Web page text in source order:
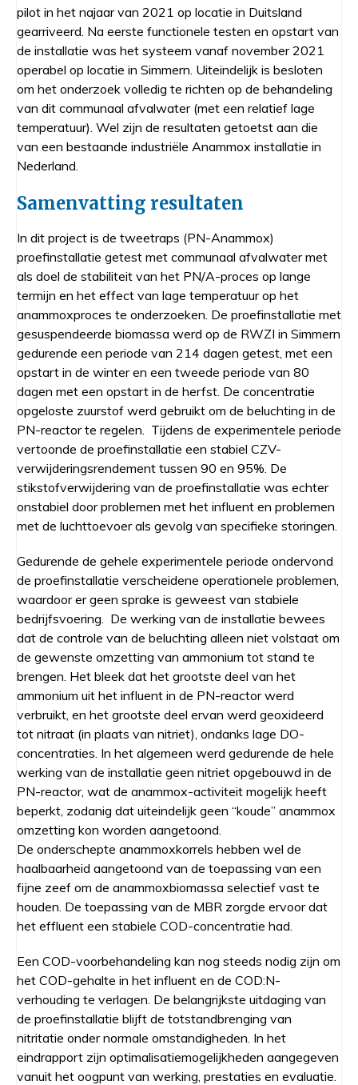
pilot in het najaar van 2021 op locatie in Duitsland
gearriveerd. Na eerste functionele testen en opstart van
de installatie was het systeem vanaf november 2021
operabel op locatie in Simmern. Uiteindelijk is besloten
om het onderzoek volledig te richten op de behandeling
van dit communaal afvalwater (met een relatief lage
temperatuur). Wel zijn de resultaten getoetst aan die
van een bestaande industriële Anammox installatie in
Nederland.
Samenvatting resultaten
In dit project is de tweetraps (PN-Anammox)
proefinstallatie getest met communaal afvalwater met
als doel de stabiliteit van het PN/A-proces op lange
termijn en het effect van lage temperatuur op het
anammoxproces te onderzoeken. De proefinstallatie met
gesuspendeerde biomassa werd op de RWZI in Simmern
gedurende een periode van 214 dagen getest, met een
opstart in de winter en een tweede periode van 80
dagen met een opstart in de herfst. De concentratie
opgeloste zuurstof werd gebruikt om de beluchting in de
PN-reactor te regelen. Tijdens de experimentele periode
vertoonde de proefinstallatie een stabiel CZV-
verwijderingsrendement tussen 90 en 95%. De
stikstofverwijdering van de proefinstallatie was echter
onstabiel door problemen met het influent en problemen
met de luchttoevoer als gevolg van specifieke storingen.
Gedurende de gehele experimentele periode ondervond
de proefinstallatie verscheidene operationele problemen,
waardoor er geen sprake is geweest van stabiele
bedrijfsvoering. De werking van de installatie bewees
dat de controle van de beluchting alleen niet volstaat om
de gewenste omzetting van ammonium tot stand te
brengen. Het bleek dat het grootste deel van het
ammonium uit het influent in de PN-reactor werd
verbruikt, en het grootste deel ervan werd geoxideerd
tot nitraat (in plaats van nitriet), ondanks lage DO-
concentraties. In het algemeen werd gedurende de hele
werking van de installatie geen nitriet opgebouwd in de
PN-reactor, wat de anammox-activiteit mogelijk heeft
beperkt, zodanig dat uiteindelijk geen “koude” anammox
omzetting kon worden aangetoond.
De onderschepte anammoxkorrels hebben wel de
haalbaarheid aangetoond van de toepassing van een
fijne zeef om de anammoxbiomassa selectief vast te
houden. De toepassing van de MBR zorgde ervoor dat
het effluent een stabiele COD-concentratie had.
Een COD-voorbehandeling kan nog steeds nodig zijn om
het COD-gehalte in het influent en de COD:N-
verhouding te verlagen. De belangrijkste uitdaging van
de proefinstallatie blijft de totstandbrenging van
nitritatie onder normale omstandigheden. In het
eindrapport zijn optimalisatiemogelijkheden aangegeven
vanuit het oogpunt van werking, prestaties en evaluatie.